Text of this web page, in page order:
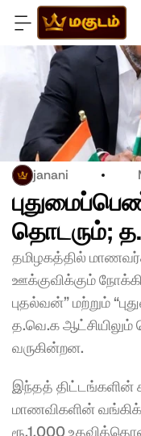
janani
தொடரும்;
தமிழகத்தில்
ஊக்குவிக்கும்
புதல்வன்” மற்றும்
த.வெ.க ஆட்சியிலும்
வருகின்றன.
இந்தத் திட்டங்களின்
மாணவிகளின்
ரூ.1,000